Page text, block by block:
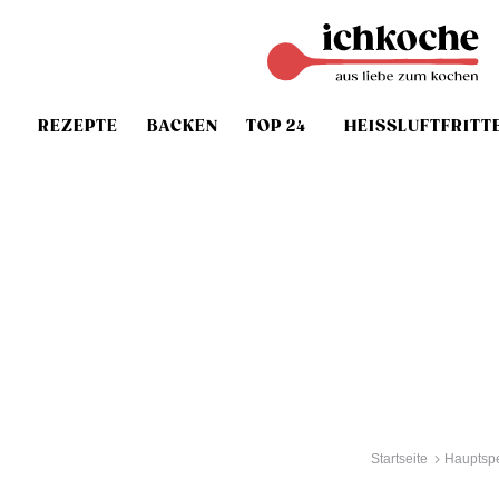
REZEPTE BACKEN TOP 24
Startseite